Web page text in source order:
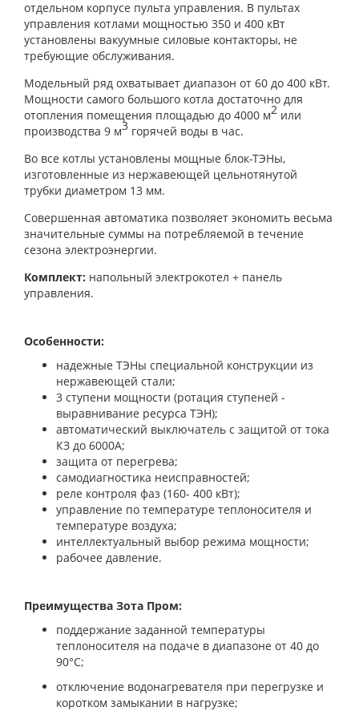
отдельном корпусе пульта управления. В пультах
управления котлами мощностью 350 и 400 кВт
установлены вакуумные силовые контакторы, не
требующие обслуживания.
Модельный ряд охватывает диапазон от 60 до 400 кВт.
Мощности самого большого котла достаточно для
отопления помещения площадью до 4000 м2 или
производства 9 м3 горячей воды в час.
Во все котлы установлены мощные блок-ТЭНы,
изготовленные из нержавеющей цельнотянутой
трубки диаметром 13 мм.
Совершенная автоматика позволяет экономить весьма
значительные суммы на потребляемой в течение
сезона электроэнергии.
Комплект: напольный электрокотел + панель
управления.
Особенности:
надежные ТЭНы специальной конструкции из
нержавеющей стали;
3 ступени мощности (ротация ступеней -
выравнивание ресурса ТЭН);
автоматический выключатель с защитой от тока
КЗ до 6000А;
защита от перегрева;
самодиагностика неисправностей;
реле контроля фаз (160- 400 кВт);
управление по температуре теплоносителя и
температуре воздуха;
интеллектуальный выбор режима мощности;
рабочее давление.
Преимущества Зота Пром:
поддержание заданной температуры
теплоносителя на подаче в диапазоне от 40 до
90°С;
отключение водонагревателя при перегрузке и
коротком замыкании в нагрузке;